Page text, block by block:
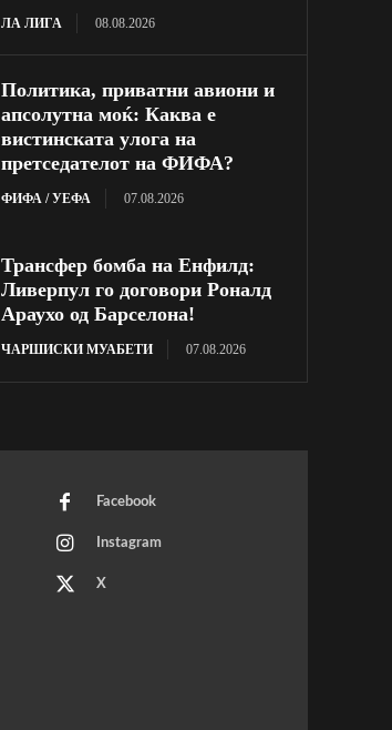
ЛА ЛИГА 08.08.2026
Политика, приватни авиони и
апсолутна моќ: Каква е
вистинската улога на
претседателот на ФИФА?
ФИФА / УЕФА 07.08.2026
Трансфер бомба на Енфилд:
Ливерпул го договори Роналд
Араухо од Барселона!
ЧАРШИСКИ МУАБЕТИ 07.08.2026
Facebook
Instagram
X